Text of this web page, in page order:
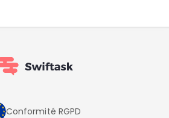
Conformité RGPD